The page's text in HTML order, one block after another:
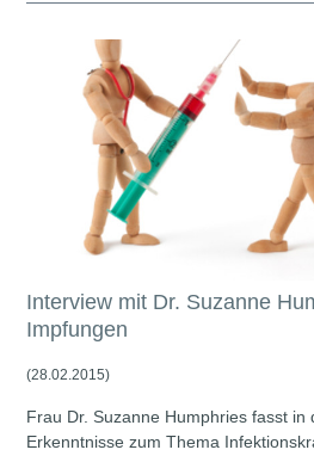
Interview mit Dr. Suzanne
Impfungen
(28.02.2015)
Frau Dr. Suzanne Humphries fasst in
Erkenntnisse zum Thema